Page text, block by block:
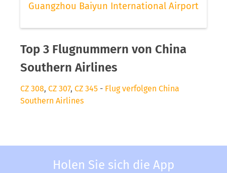
Guangzhou Baiyun International Airport
Top 3 Flugnummern von China
Southern Airlines
CZ 308, CZ 307, CZ 345 - Flug verfolgen China
Southern Airlines
Holen Sie sich die App